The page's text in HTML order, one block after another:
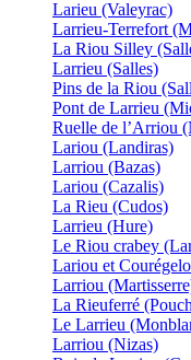
Larieu (Valeyrac)
Larrieu-Terrefort
La Riou Silley
Larrieu (Salles)
Pins de la Riou
Pont de Larrieu
Ruelle de l’Arriou
Lariou (Landiras)
Larriou (Bazas)
Lariou (Cazalis)
La Rieu (Cudos)
Larrieu (Hure)
Le Riou crabey
Lariou et
Larriou
La Rieuferré
Le Larrieu
Larriou (Nizas)